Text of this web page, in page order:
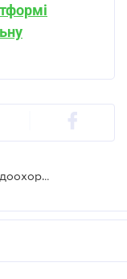
Зростуть штрафи за порушення природоохоронного законодавства — законопроєкт